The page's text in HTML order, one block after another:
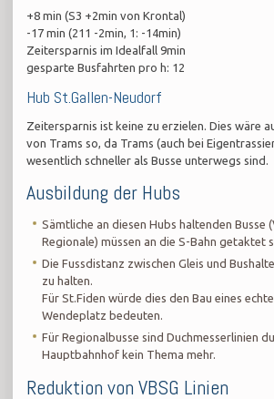
+8 min (S3 +2min von Krontal)
-17 min (211 -2min, 1: -14min)
Zeitersparnis im Idealfall 9min
gesparte Busfahrten pro h: 12
​Hub St.Gallen-Neudorf
Zeitersparnis ist keine zu erzielen. Dies wäre
von Trams so, da Trams (auch bei
wesentlich schneller als Busse unterwegs sind.
​Ausbildung der Hubs
Sämtliche an diesen Hubs haltenden Busse
Regionale) müssen an die S-Bahn getaktet
Die Fussdistanz zwischen Gleis und
zu halten.
Für St.Fiden würde dies den Bau eines
Wendeplatz bedeuten.
Für Regionalbusse sind Duchmesserlinien
Hauptbahnhof kein Thema mehr.
​Reduktion von VBSG Linien